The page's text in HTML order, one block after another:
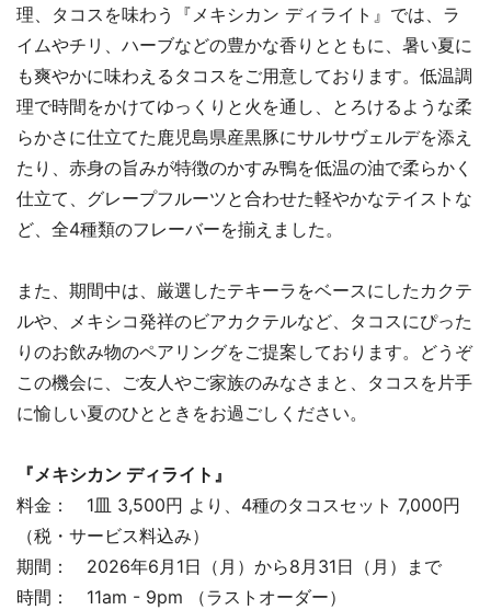
理、タコスを味わう『メキシカン ディライト』では、ラ
イムやチリ、ハーブなどの豊かな香りとともに、暑い夏に
も爽やかに味わえるタコスをご用意しております。低温調
理で時間をかけてゆっくりと火を通し、とろけるような柔
らかさに仕立てた鹿児島県産黒豚にサルサヴェルデを添え
たり、赤身の旨みが特徴のかすみ鴨を低温の油で柔らかく
仕立て、グレープフルーツと合わせた軽やかなテイストな
ど、全4種類のフレーバーを揃えました。
また、期間中は、厳選したテキーラをベースにしたカクテ
ルや、メキシコ発祥のビアカクテルなど、タコスにぴった
りのお飲み物のペアリングをご提案しております。どうぞ
この機会に、ご友人やご家族のみなさまと、タコスを片手
に愉しい夏のひとときをお過ごしください。
『メキシカン ディライト』
料金： 1皿 3,500円 より、4種のタコスセット 7,000円
（税・サービス料込み）
期間： 2026年6月1日（月）から8月31日（月）まで
時間： 11am - 9pm （ラストオーダー）